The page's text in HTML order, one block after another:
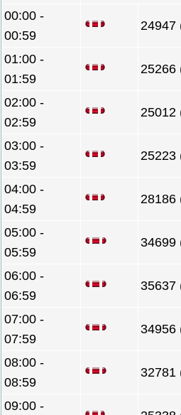
00:00 -
00:59
24947
01:00 -
01:59
25266
02:00 -
02:59
25012
03:00 -
03:59
25223
04:00 -
04:59
28186
05:00 -
05:59
34699
06:00 -
06:59
35637
07:00 -
07:59
34956
08:00 -
08:59
32781
09:00 -